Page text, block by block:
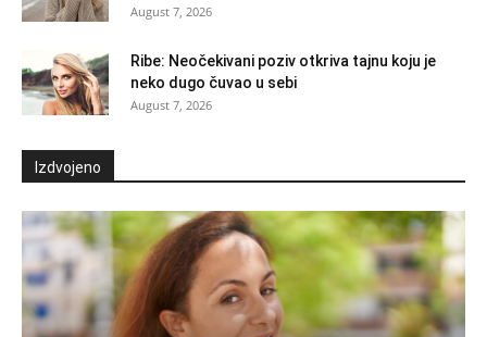
August 7, 2026
Ribe: Neočekivani poziv otkriva tajnu koju je
neko dugo čuvao u sebi
August 7, 2026
Izdvojeno